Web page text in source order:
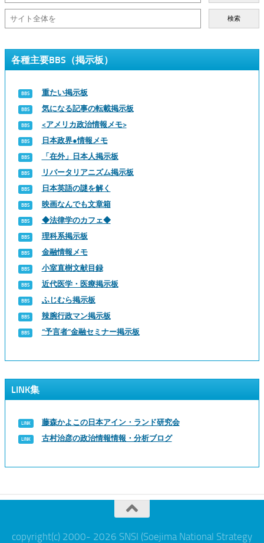
検索
各種主要BBS（掲示板）
重たい掲示板
気になる記事の転載掲示板
<アメリカ政治情報メモ>
日本政界●情報メモ
「在外」日本人掲示板
リバータリアニズム掲示板
日本英語の謎を解く
映画なんでも文章箱
◆法律学のカフェ◆
理科系掲示板
金融情報メモ
小室直樹文献目録
近代医学・医療掲示板
ふじむら掲示板
辣腕行政マン掲示板
“予言者”金融セミナー掲示板
LINK集
藤森かよこの日本アイン・ランド研究会
古村治彦の政治情報情報・分析ブログ
copyright(c) 2000- 2026 SNSI (Soejima National Strategy